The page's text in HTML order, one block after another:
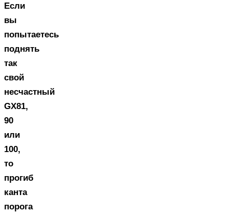
Если
вы
попытаетесь
поднять
так
свой
несчастный
GX81,
90
или
100,
то
прогиб
канта
порога